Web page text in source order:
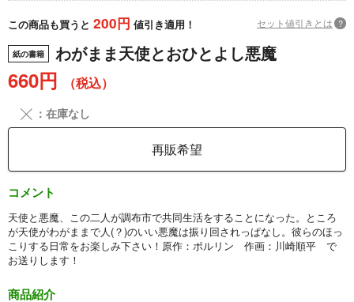
この商品も買うと 200円 値引き適用！ セット値引きとは ?
紙の書籍 わがまま天使とおひとよし悪魔
660円 （税込）
╳ ：在庫なし
再販希望
コメント
天使と悪魔、この二人が調布市で共同生活をすることになった。ところ
が天使がわがままで人(？)のいい悪魔は振り回されっぱなし。彼らのほっ
こりする日常をお楽しみ下さい！原作：ポルリン 作画：川崎順平 で
お送りします！
商品紹介